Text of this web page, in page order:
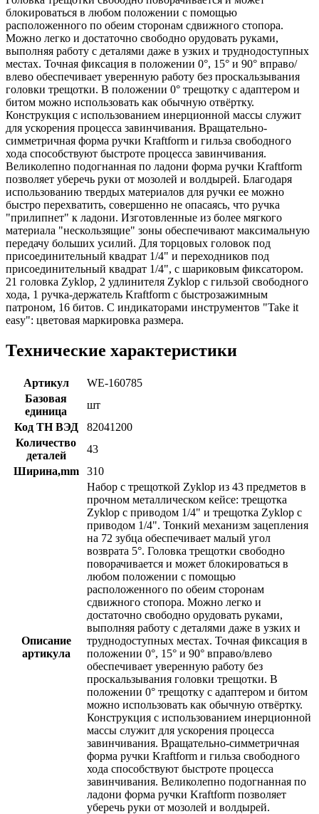
блокироваться в любом положении с помощью
расположенного по обеим сторонам сдвижного стопора.
Можно легко и достаточно свободно орудовать руками,
выполняя работу с деталями даже в узких и труднодоступных
местах. Точная фиксация в положении 0°, 15° и 90° вправо/
влево обеспечивает уверенную работу без проскальзывания
головки трещотки. В положении 0° трещотку с адаптером и
битом можно использовать как обычную отвёртку.
Конструкция с использованием инерционной массы служит
для ускорения процесса завинчивания. Вращательно-
симметричная форма ручки Kraftform и гильза свободного
хода способствуют быстроте процесса завинчивания.
Великолепно подогнанная по ладони форма ручки Kraftform
позволяет уберечь руки от мозолей и волдырей. Благодаря
использованию твердых материалов для ручки ее можно
быстро перехватить, совершенно не опасаясь, что ручка
"прилипнет" к ладони. Изготовленные из более мягкого
материала "нескользящие" зоны обеспечивают максимальную
передачу больших усилий. Для торцовых головок под
присоединительный квадрат 1/4" и переходников под
присоединительный квадрат 1/4", с шариковым фиксатором.
21 головка Zyklop, 2 удлинителя Zyklop с гильзой свободного
хода, 1 ручка-держатель Kraftform с быстрозажимным
патроном, 16 битов. С индикаторами инструментов "Take it
easy": цветовая маркировка размера.
Технические характеристики
Артикул
WE-160785
Базовая
единица
шт
Код ТН ВЭД
82041200
Количество
деталей
43
Ширина,mm
310
Описание
артикула
Набор с трещоткой Zyklop из 43 предметов в
прочном металлическом кейсе: трещотка
Zyklop с приводом 1/4" и трещотка Zyklop с
приводом 1/4". Тонкий механизм зацепления
на 72 зубца обеспечивает малый угол
возврата 5°. Головка трещотки свободно
поворачивается и может блокироваться в
любом положении с помощью
расположенного по обеим сторонам
сдвижного стопора. Можно легко и
достаточно свободно орудовать руками,
выполняя работу с деталями даже в узких и
труднодоступных местах. Точная фиксация в
положении 0°, 15° и 90° вправо/влево
обеспечивает уверенную работу без
проскальзывания головки трещотки. В
положении 0° трещотку с адаптером и битом
можно использовать как обычную отвёртку.
Конструкция с использованием инерционной
массы служит для ускорения процесса
завинчивания. Вращательно-симметричная
форма ручки Kraftform и гильза свободного
хода способствуют быстроте процесса
завинчивания. Великолепно подогнанная по
ладони форма ручки Kraftform позволяет
уберечь руки от мозолей и волдырей.